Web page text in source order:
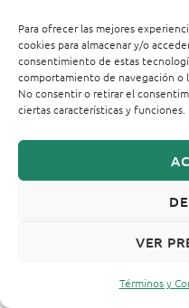
Para ofrecer las mejores
cookies para almacenar y/o
consentimiento de estas
comportamiento de navegación o
No consentir o retirar el
ciertas características y funciones.
VER
Términos y